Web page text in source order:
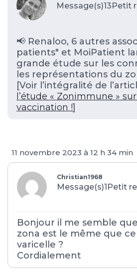
Message(s)13Petit
📢 Renaloo, 6 autres
patients* et MoiPatient
grande étude sur les
les représentations du
[Voir l’intégralité de
l’étude « Zonimmune »
vaccination !]
11 novembre 2023 à 12 h 34 min
Christian1968
Message(s)1Petit
Bonjour il me semble
zona est le même que
varicelle ?
Cordialement